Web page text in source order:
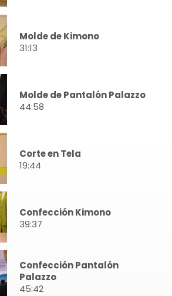
Molde de Kimono
31:13
Molde de Pantalón Palazzo
44:58
Corte en Tela
19:44
Confección Kimono
39:37
Confección Pantalón
Palazzo
45:42